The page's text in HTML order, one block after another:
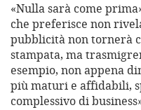
«Nulla sarà come
che preferisce non
pubblicità non tornerà
stampata, ma
esempio, non appena
più maturi e affidabili,
complessivo di